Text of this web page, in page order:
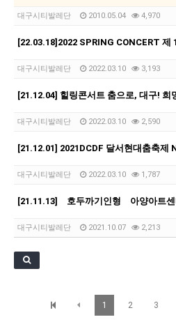
대구시티발레단 2010.05.04 4,970
대구시티발레단 2022.03.10 3,193
대구시티발레단 2022.03.10 2,590
대구시티발레단 2022.03.10 1,787
[21.11.13] 호두까기인형 아양아트센
대구시티발레단 2021.10.07 2,213
1 2 3